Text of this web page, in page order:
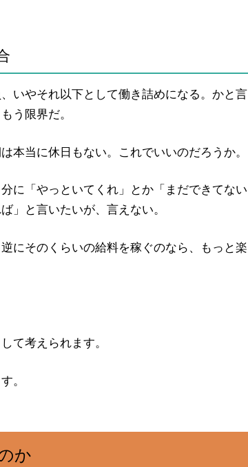
いやそれ以下として働き詰めになる。かと言
う限界だ。
本当に休日もない。これでいいのだろうか。
に「やっといてくれ」とか「まだできてない
」と言いたいが、言えない。
にそのくらいの給料を稼ぐのなら、もっと楽
て考えられます。
。
か